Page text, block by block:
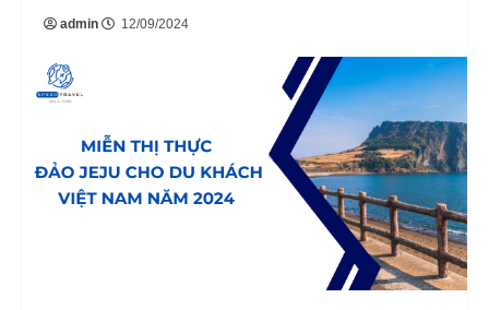
admin 12/09/2024